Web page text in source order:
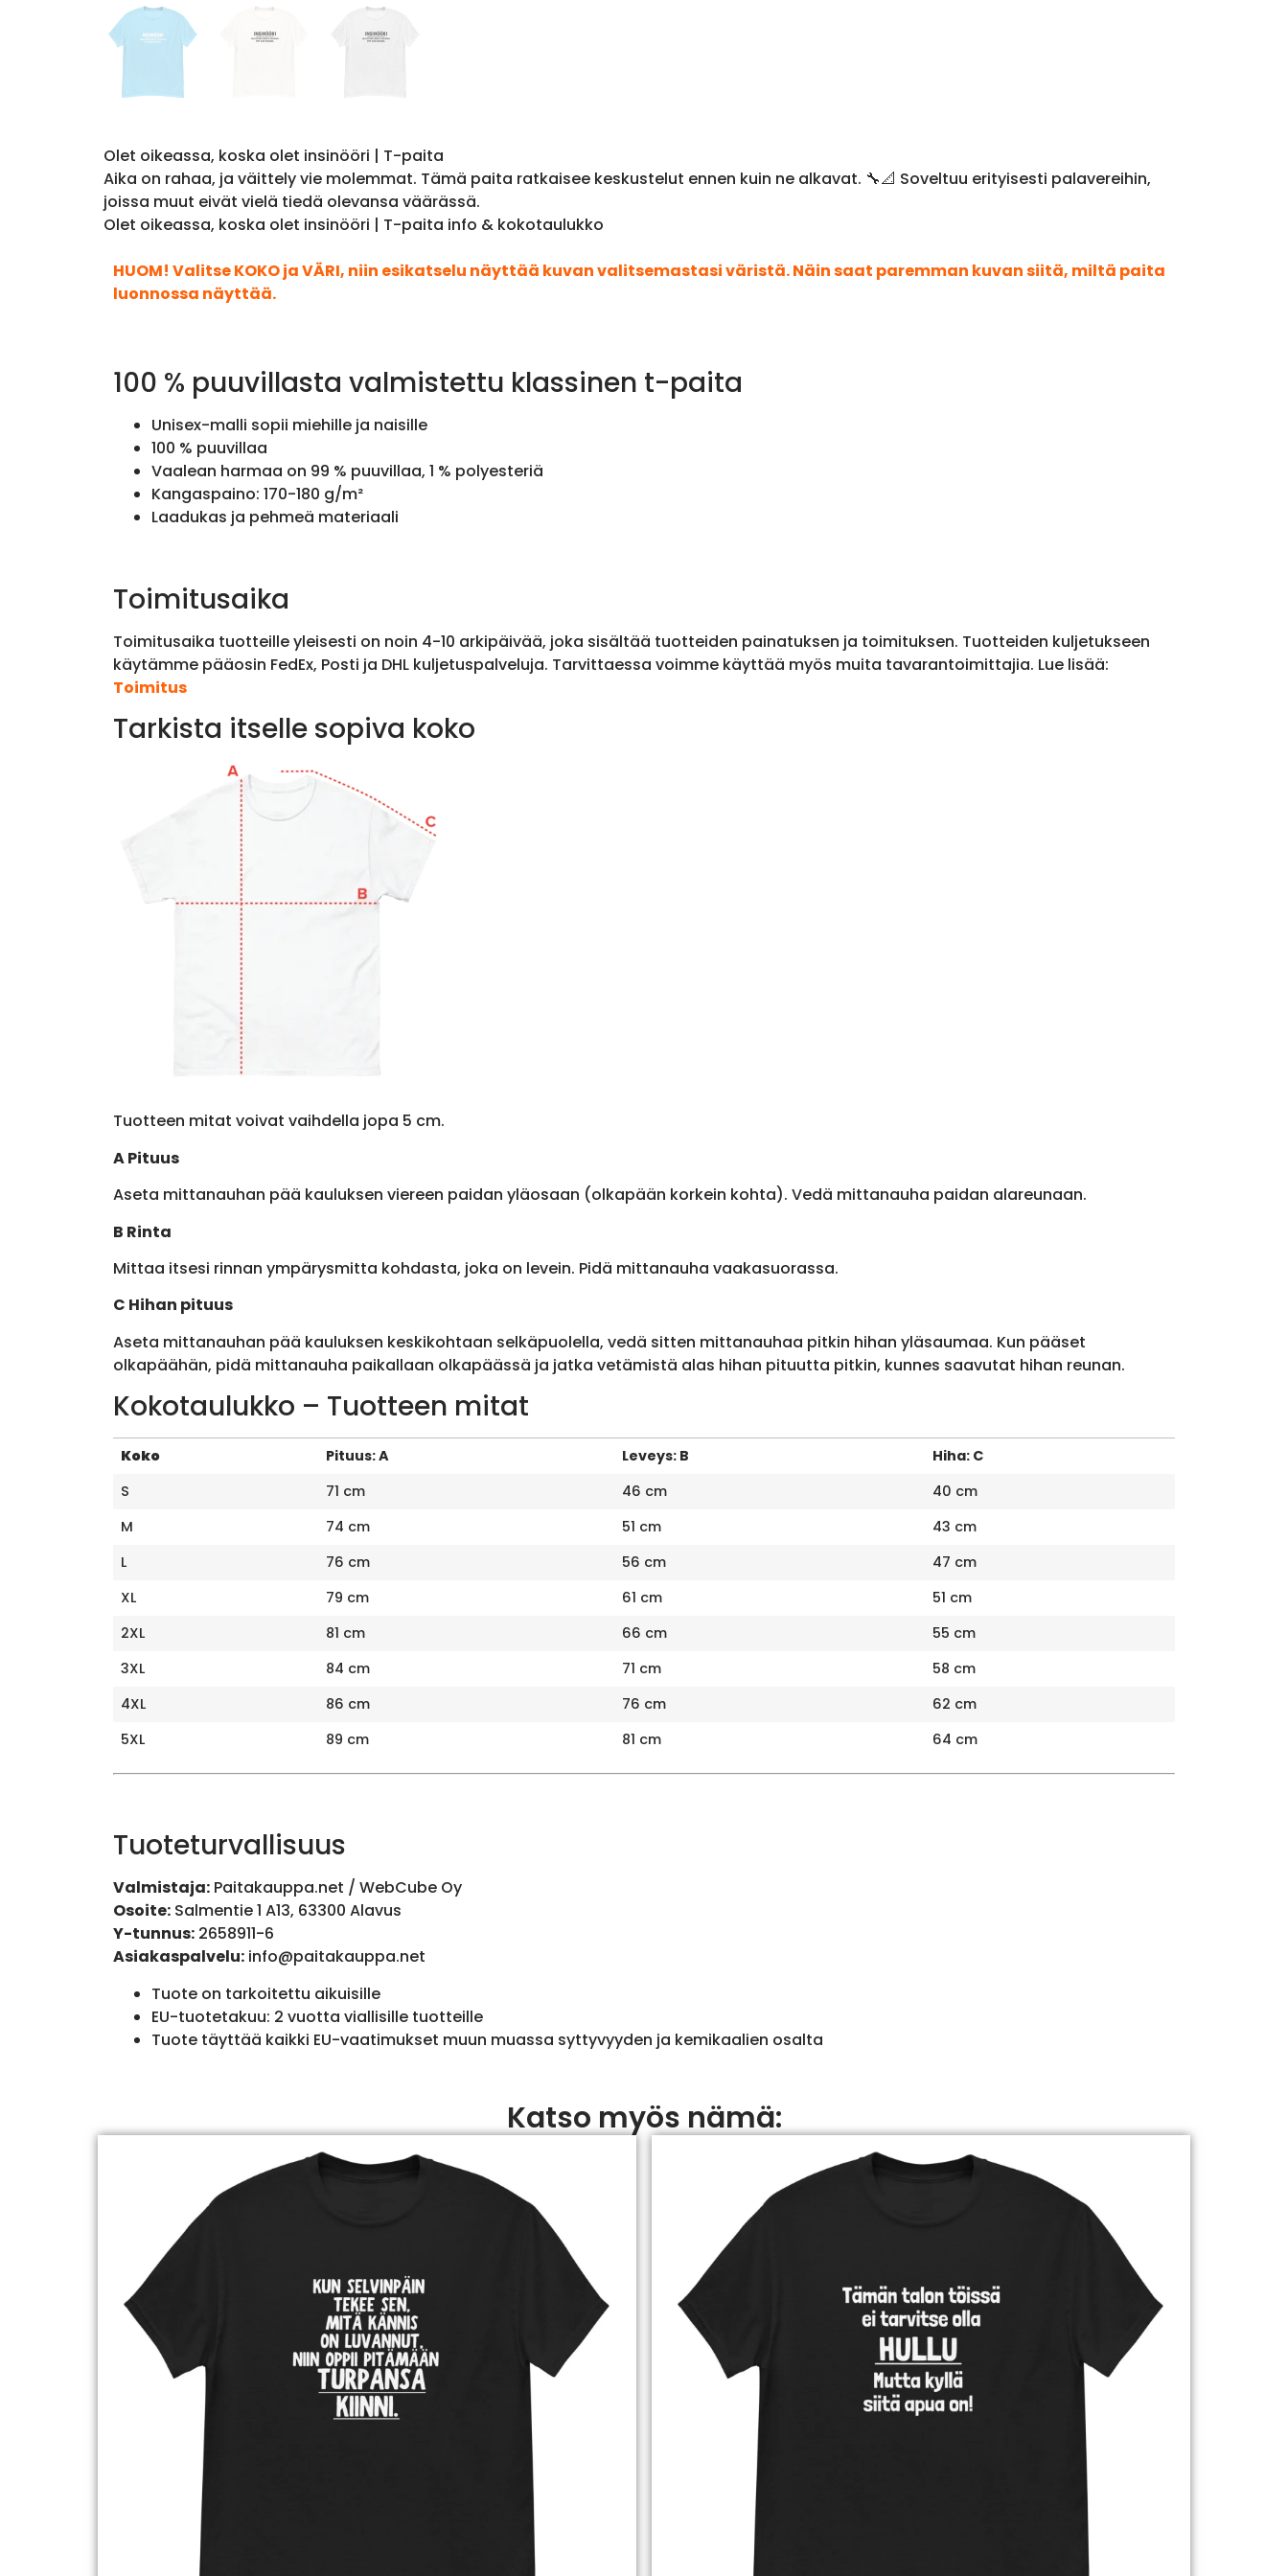
Olet oikeassa, koska olet insinööri | T-paita
Aika on rahaa, ja väittely vie molemmat. Tämä paita ratkaisee keskustelut ennen kuin ne alkavat. 🔧📐 Soveltuu erityisesti palavereihin,
joissa muut eivät vielä tiedä olevansa väärässä.
Olet oikeassa, koska olet insinööri | T-paita info & kokotaulukko
HUOM! Valitse KOKO ja VÄRI, niin esikatselu näyttää kuvan valitsemastasi väristä. Näin saat paremman kuvan siitä, miltä paita
luonnossa näyttää.
100 % puuvillasta valmistettu klassinen t-paita
Unisex-malli sopii miehille ja naisille
100 % puuvillaa
Vaalean harmaa on 99 % puuvillaa, 1 % polyesteriä
Kangaspaino: 170-180 g/m²
Laadukas ja pehmeä materiaali
Toimitusaika
Toimitusaika tuotteille yleisesti on noin 4-10 arkipäivää, joka sisältää tuotteiden painatuksen ja toimituksen. Tuotteiden kuljetukseen
käytämme pääosin FedEx, Posti ja DHL kuljetuspalveluja. Tarvittaessa voimme käyttää myös muita tavarantoimittajia. Lue lisää:
Toimitus
Tarkista itselle sopiva koko
Tuotteen mitat voivat vaihdella jopa 5 cm.
A Pituus
Aseta mittanauhan pää kauluksen viereen paidan yläosaan (olkapään korkein kohta). Vedä mittanauha paidan alareunaan.
B Rinta
Mittaa itsesi rinnan ympärysmitta kohdasta, joka on levein. Pidä mittanauha vaakasuorassa.
C Hihan pituus
Aseta mittanauhan pää kauluksen keskikohtaan selkäpuolella, vedä sitten mittanauhaa pitkin hihan yläsaumaa. Kun pääset
olkapäähän, pidä mittanauha paikallaan olkapäässä ja jatka vetämistä alas hihan pituutta pitkin, kunnes saavutat hihan reunan.
Kokotaulukko – Tuotteen mitat
Koko Pituus: A Leveys: B
Hiha: C
S
71 cm 46 cm
40 cm
M
74 cm 51 cm
43 cm
L
76 cm 56 cm
47 cm
XL
79 cm 61 cm
51 cm
2XL
81 cm 66 cm
55 cm
3XL
84 cm 71 cm
58 cm
4XL
86 cm 76 cm
62 cm
5XL
89 cm 81 cm 64 cm
Tuoteturvallisuus
Valmistaja:Paitakauppa.net / WebCube Oy
Osoite:Salmentie 1 A13, 63300 Alavus
Y-tunnus:2658911-6
Asiakaspalvelu: info@paitakauppa.net
Tuote on tarkoitettu aikuisille
EU-tuotetakuu: 2 vuotta viallisille tuotteille
Tuote täyttää kaikki EU-vaatimukset muun muassa syttyvyyden ja kemikaalien osalta
Katso myös nämä: